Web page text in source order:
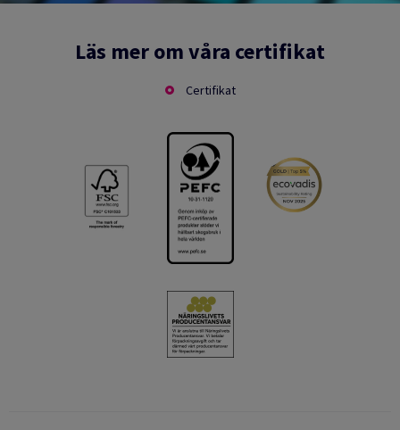
Läs mer om våra certifikat
Certifikat